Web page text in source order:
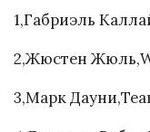
1,Габриэль
2,Жюстен
3,Марк